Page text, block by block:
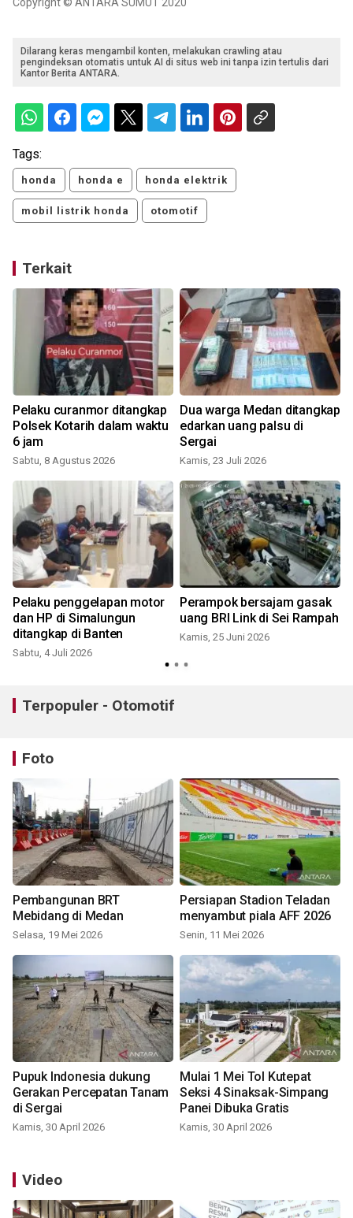
Dilarang keras mengambil konten, melakukan crawling atau
pengindeksan otomatis untuk AI di situs web ini tanpa izin tertulis dari
Kantor Berita ANTARA.
Tags:
honda honda e honda elektrik
mobil listrik honda otomotif
Terkait
Pelaku curanmor ditangkap
Polsek Kotarih dalam waktu
6 jam
Sabtu, 8 Agustus 2026
Dua warga Medan ditangkap
edarkan uang palsu di
Sergai
Kamis, 23 Juli 2026
Pelaku penggelapan motor
dan HP di Simalungun
ditangkap di Banten
Sabtu, 4 Juli 2026
Perampok bersajam gasak
uang BRI Link di Sei Rampah
Kamis, 25 Juni 2026
Terpopuler - Otomotif
Foto
Pembangunan BRT
Mebidang di Medan
Selasa, 19 Mei 2026
Persiapan Stadion Teladan
menyambut piala AFF 2026
Senin, 11 Mei 2026
Pupuk Indonesia dukung
Gerakan Percepatan Tanam
di Sergai
Kamis, 30 April 2026
Mulai 1 Mei Tol Kutepat
Seksi 4 Sinaksak-Simpang
Panei Dibuka Gratis
Kamis, 30 April 2026
Video